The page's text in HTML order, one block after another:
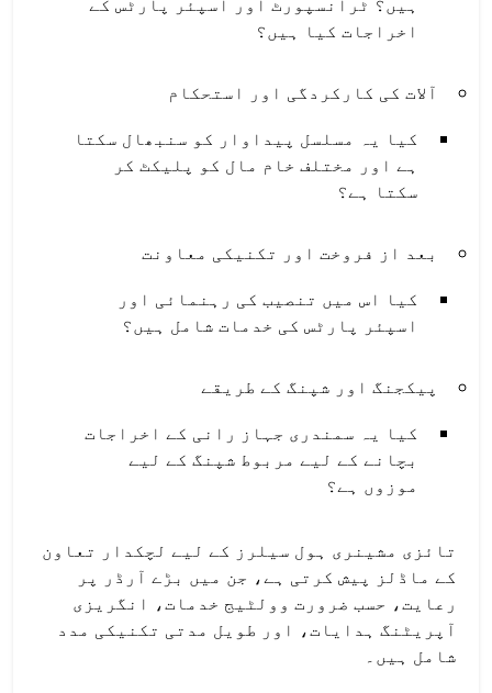
اخراجات کیا ہیں؟
آلات کی کارکردگی اور استحکام
کیا یہ مسلسل پیداوار کو سنبھال سکتا
ہے اور مختلف خام مال کو پلیکٹ کر
سکتا ہے؟
بعد از فروخت اور تکنیکی معاونت
کیا اس میں تنصیب کی رہنمائی اور
اسپئر پارٹس کی خدمات شامل ہیں؟
پیکجنگ اور شپنگ کے طریقے
کیا یہ سمندری جہاز رانی کے اخراجات
بچانے کے لیے مربوط شپنگ کے لیے
موزوں ہے؟
تائزی مشینری ہول سیلرز کے لیے لچکدار تعاون
کے ماڈلز پیش کرتی ہے، جن میں بڑے آرڈر پر
رعایت، حسب ضرورت وولٹیج خدمات، انگریزی
آپریٹنگ ہدایات، اور طویل مدتی تکنیکی مدد
شامل ہیں۔